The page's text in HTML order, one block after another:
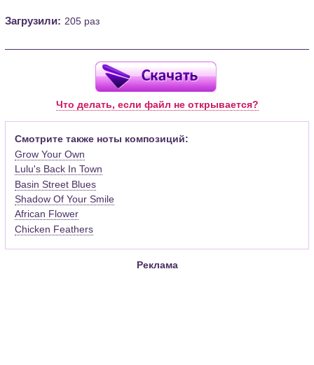
Загрузили: 205 раз
Что делать, если файл не открывается?
Смотрите также ноты композиций:
Grow Your Own
Lulu's Back In Town
Basin Street Blues
Shadow Of Your Smile
African Flower
Chicken Feathers
Реклама